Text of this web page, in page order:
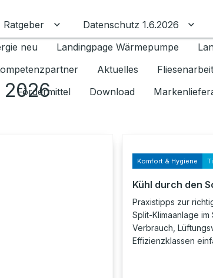
Ratgeber Untermenü für Ratgeber
Datenschutz 1.6.2026
neu Landingpage Wärmepumpe
Aktuelles
Fördermittel Download
2026
Komfort & Hygiene
Kühl durch den
Praxistipps zur
Split-Klimaanlage im
Verbrauch,
Effizienzklassen